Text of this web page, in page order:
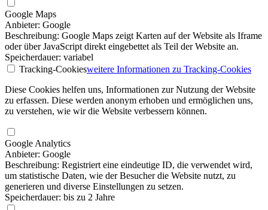
Google Maps
Anbieter: Google
Beschreibung: Google Maps zeigt Karten auf der Website als Iframe
oder über JavaScript direkt eingebettet als Teil der Website an.
Speicherdauer: variabel
Tracking-Cookiesweitere Informationen zu Tracking-Cookies
Diese Cookies helfen uns, Informationen zur Nutzung der Website
zu erfassen. Diese werden anonym erhoben und ermöglichen uns,
zu verstehen, wie wir die Website verbessern können.
Google Analytics
Anbieter: Google
Beschreibung: Registriert eine eindeutige ID, die verwendet wird,
um statistische Daten, wie der Besucher die Website nutzt, zu
generieren und diverse Einstellungen zu setzen.
Speicherdauer: bis zu 2 Jahre